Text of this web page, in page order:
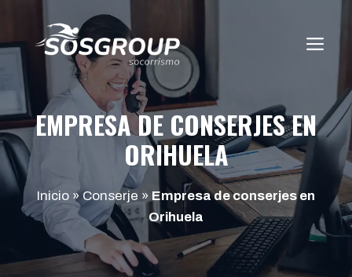
contenido
EMPRESA DE CONSERJES EN
ORIHUELA
Inicio » Conserje » Empresa de conserjes en
Orihuela